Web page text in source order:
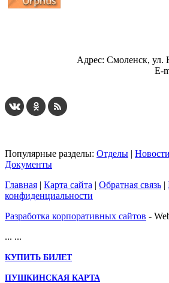
Адрес: Смоленск, ул.
E-
Популярные разделы: Отделы | Новости
Документы
Главная | Карта сайта | Обратная связь |
конфиденциальности
Разработка корпоративных сайтов -
... ...
КУПИТЬ БИЛЕТ
ПУШКИНСКАЯ КАРТА